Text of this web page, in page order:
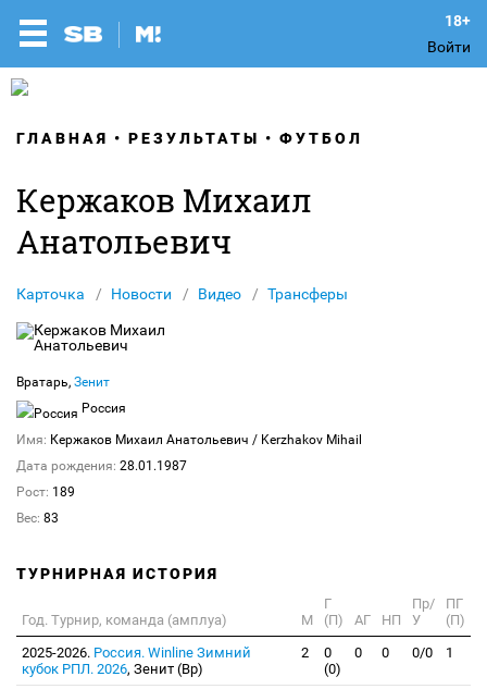
Войти
ГЛАВНАЯ РЕЗУЛЬТАТЫ ФУТБОЛ
Кержаков Михаил
Анатольевич
Карточка Новости Видео Трансферы
Вратарь, Зенит
Россия
Имя: Кержаков Михаил Анатольевич / Kerzhakov Mihail
Дата рождения: 28.01.1987
Рост: 189
Вес: 83
ТУРНИРНАЯ ИСТОРИЯ
Год. Турнир, команда (амплуа) М
Г
(П)
АГ НП
Пр/
У
ПГ
(П)
2025-2026. Россия. Winline Зимний
кубок РПЛ. 2026, Зенит (Вр)
2
0
(0)
0 0 0/0 1